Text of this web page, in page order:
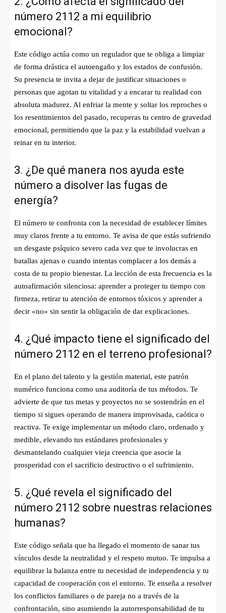
número 2112 a mi equilibrio
emocional?
Este código actúa como un regulador que te obliga a limpiar
de forma drástica el autoengaño y los estados de confusión.
Su presencia te invita a dejar de justificar situaciones o
personas que agotan tu vitalidad y a encarar tu realidad con
absoluta madurez. Al enfriar la mente y soltar los reproches o
los resentimientos del pasado, recuperas tu centro de gravedad
emocional, permitiendo que la paz y la estabilidad vuelvan a
reinar en tu interior.
3. ¿De qué manera nos ayuda este
número a disolver las fugas de
energía?
El número te confronta con la necesidad de establecer límites
muy claros frente a tu entorno. Te avisa de que estás sufriendo
un desgaste psíquico severo cada vez que te involucras en
batallas ajenas o cuando intentas complacer a los demás a
costa de tu propio bienestar. La lección de esta frecuencia es la
autoafirmación silenciosa: aprender a proteger tu tiempo con
firmeza, retirar tu atención de entornos tóxicos y aprender a
decir «no» sin sentir la obligación de dar explicaciones.
4. ¿Qué impacto tiene el significado del
número 2112 en el terreno profesional?
En el plano del talento y la gestión material, este patrón
numérico funciona como una auditoría de tus métodos. Te
advierte de que tus metas y proyectos no se sostendrán en el
tiempo si sigues operando de manera improvisada, caótica o
reactiva. Te exige implementar un método claro, ordenado y
medible, elevando tus estándares profesionales y
desmantelando cualquier vieja creencia que asocie la
prosperidad con el sacrificio destructivo o el sufrimiento.
5. ¿Qué revela el significado del
número 2112 sobre nuestras relaciones
humanas?
Este código señala que ha llegado el momento de sanar tus
vínculos desde la neutralidad y el respeto mutuo. Te impulsa a
equilibrar la balanza entre tu necesidad de independencia y tu
capacidad de cooperación con el entorno. Te enseña a resolver
los conflictos familiares o de pareja no a través de la
confrontación, sino asumiendo la autorresponsabilidad de tu